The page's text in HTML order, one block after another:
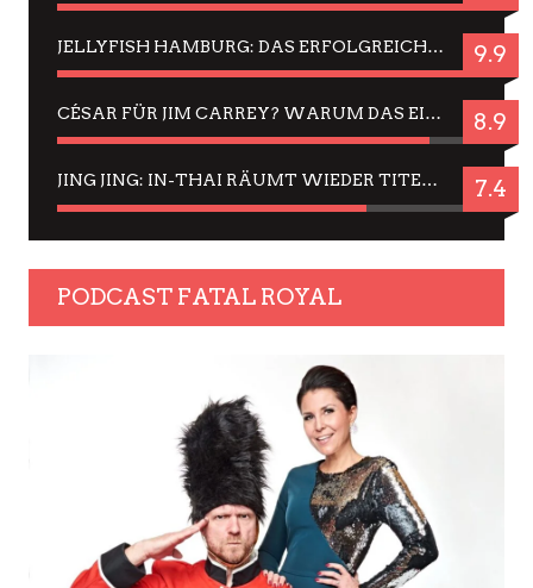
JELLYFISH HAMBURG: DAS ERFOLGREICHE SOMMER-MENÜ 2025 IN GEFÜHLEN UND BILDERN 9.9
CÉSAR FÜR JIM CARREY? WARUM DAS EINER DER NERVIGSTEN ACTORS IST UND BLEIBT 8.9
JING JING: IN-THAI RÄUMT WIEDER TITEL AB – EIN ZWEI-STUNDEN-ERLEBNISBERICHT 7.4
PODCAST FATAL ROYAL